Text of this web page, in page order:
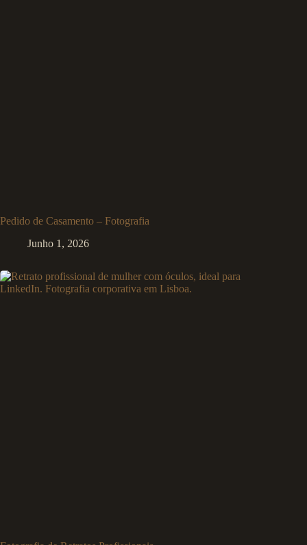
Pedido de Casamento – Fotografia
Junho 1, 2026